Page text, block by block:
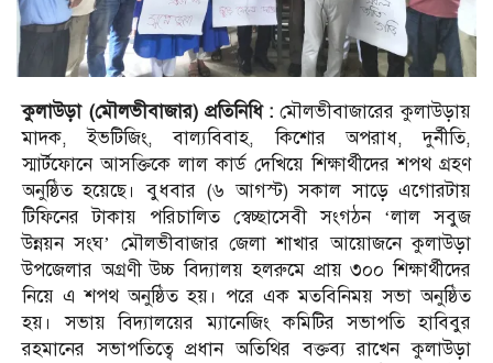
কুলাউড়া (মৌলভীবাজার) প্রতিনিধি :মৌলভীবাজারের কুলাউড়ায়
মাদক, ইভটিজিং, বাল্যবিবাহ, কিশোর অপরাধ, দুর্নীতি,
স্মার্টফোনে আসক্তিকে লাল কার্ড দেখিয়ে শিক্ষার্থীদের শপথ গ্রহণ
অনুষ্ঠিত হয়েছে। বুধবার (৬ আগস্ট) সকাল সাড়ে এগোরটায়
টিফিনের টাকায় পরিচালিত স্বেচ্ছাসেবী সংগঠন ‘লাল সবুজ
উন্নয়ন সংঘ’ মৌলভীবাজার জেলা শাখার আয়োজনে কুলাউড়া
উপজেলার অগ্রণী উচ্চ বিদ্যালয় হলরুমে প্রায় ৩০০ শিক্ষার্থীদের
নিয়ে এ শপথ অনুষ্ঠিত হয়। পরে এক মতবিনিময় সভা অনুষ্ঠিত
হয়। সভায় বিদ্যালয়ের ম্যানেজিং কমিটির সভাপতি হাবিবুর
রহমানের সভাপতিত্বে প্রধান অতিথির বক্তব্য রাখেন কুলাউড়া